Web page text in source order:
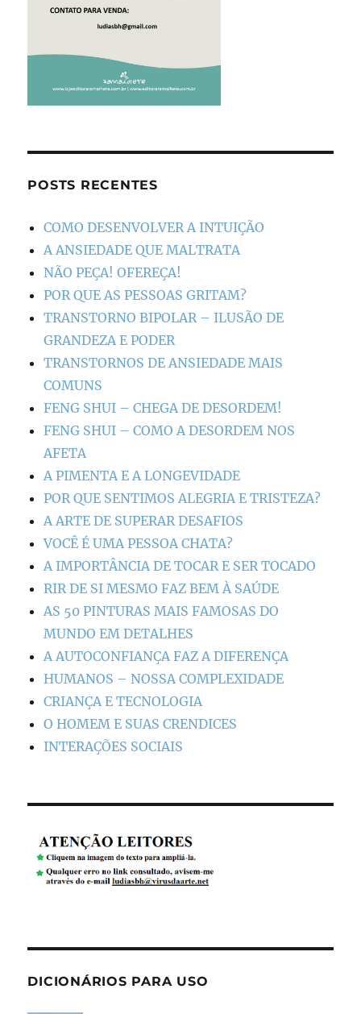
POSTS RECENTES
COMO DESENVOLVER A INTUIÇÃO
A ANSIEDADE QUE MALTRATA
NÃO PEÇA! OFEREÇA!
POR QUE AS PESSOAS GRITAM?
TRANSTORNO BIPOLAR – ILUSÃO DE
GRANDEZA E PODER
TRANSTORNOS DE ANSIEDADE MAIS
COMUNS
FENG SHUI – CHEGA DE DESORDEM!
FENG SHUI – COMO A DESORDEM NOS
AFETA
A PIMENTA E A LONGEVIDADE
POR QUE SENTIMOS ALEGRIA E TRISTEZA?
A ARTE DE SUPERAR DESAFIOS
VOCÊ É UMA PESSOA CHATA?
A IMPORTÂNCIA DE TOCAR E SER TOCADO
RIR DE SI MESMO FAZ BEM À SAÚDE
AS 50 PINTURAS MAIS FAMOSAS DO
MUNDO EM DETALHES
A AUTOCONFIANÇA FAZ A DIFERENÇA
HUMANOS – NOSSA COMPLEXIDADE
CRIANÇA E TECNOLOGIA
O HOMEM E SUAS CRENDICES
INTERAÇÕES SOCIAIS
DICIONÁRIOS PARA USO